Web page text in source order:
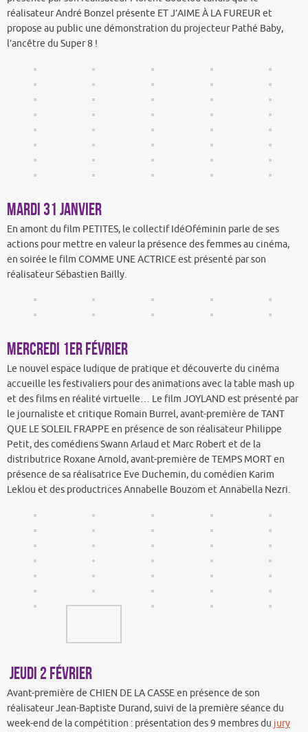
réalisateur André Bonzel présente ET J’AIME À LA FUREUR et
propose au public une démonstration du projecteur Pathé Baby,
l’ancêtre du Super 8 !
Mardi 31 janvier
En amont du film PETITES, le collectif IdéOféminin parle de ses
actions pour mettre en valeur la présence des femmes au cinéma,
en soirée le film COMME UNE ACTRICE est présenté par son
réalisateur Sébastien Bailly.
Mercredi 1er février
Le nouvel espace ludique de pratique et découverte du cinéma
accueille les festivaliers pour des animations avec la table mash up
et des films en réalité virtuelle… Le film JOYLAND est présenté par
le journaliste et critique Romain Burrel, avant-première de TANT
QUE LE SOLEIL FRAPPE en présence de son réalisateur Philippe
Petit, des comédiens Swann Arlaud et Marc Robert et de la
distributrice Roxane Arnold, avant-première de TEMPS MORT en
présence de sa réalisatrice Eve Duchemin, du comédien Karim
Leklou et des productrices Annabelle Bouzom et Annabella Nezri.
Jeudi 2 février
réalisateur Jean-Baptiste Durand, suivi de la première séance du
week-end de la compétition : présentation des 9 membres du
et projection de LE MARCHAND DE SABLE en présence de son
réalisateur Steve Achiepo et de la comédienne Ophélie Bau.